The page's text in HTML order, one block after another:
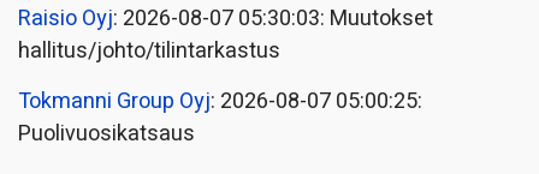
Raisio Oyj: 2026-08-07 05:30:03: Muutokset
hallitus/johto/tilintarkastus
Tokmanni Group Oyj: 2026-08-07 05:00:25:
Puolivuosikatsaus